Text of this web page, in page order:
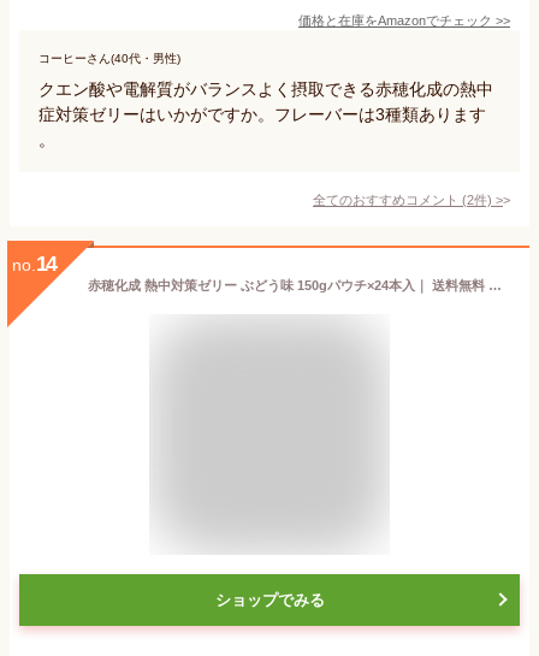
価格と在庫をAmazonでチェック >>
コーヒーさん(40代・男性)
クエン酸や電解質がバランスよく摂取できる赤穂化成の熱中
症対策ゼリーはいかがですか。フレーバーは3種類あります
。
全てのおすすめコメント (2件) >
no. 14
赤穂化成 熱中対策ゼリー ぶどう味 150gパウチ×24本入｜ 送料無料 熱中症対策 ゼリー ゼリー飲料 塩分
ショップでみる